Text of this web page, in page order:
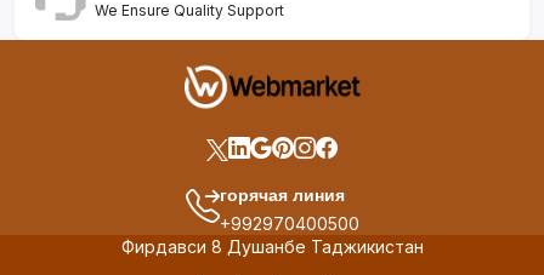
We Ensure Quality Support
горячая линия
+992970400500
Фирдавси 8 Душанбе Таджикистан